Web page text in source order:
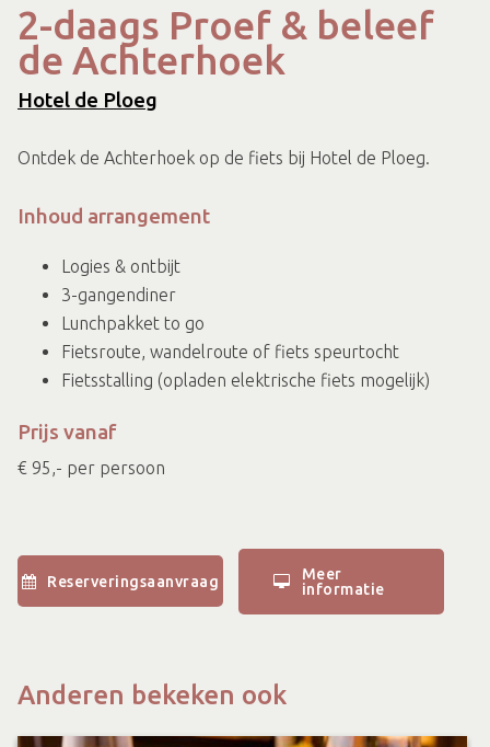
2-daags Proef & beleef
de Achterhoek
Hotel de Ploeg
Ontdek de Achterhoek op de fiets bij Hotel de Ploeg.
Inhoud arrangement
Logies & ontbijt
3-gangendiner
Lunchpakket to go
Fietsroute, wandelroute of fiets speurtocht
Fietsstalling (opladen elektrische fiets mogelijk)
Prijs vanaf
€ 95,- per persoon
Reserveringsaanvraag
Meer
informatie
Anderen bekeken ook